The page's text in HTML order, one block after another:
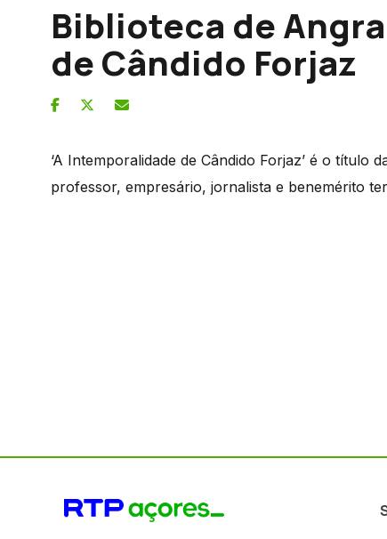
Biblioteca de
de Cândido Forjaz
‘A Intemporalidade de Cândido Forjaz’ é o título
professor, empresário, jornalista e benemérito